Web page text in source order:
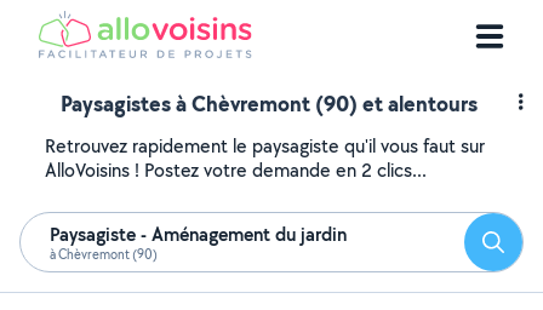
Paysagistes à Chèvremont (90) et alentours
Retrouvez rapidement le paysagiste qu'il vous faut sur
AlloVoisins ! Postez votre demande en 2 clics...
Paysagiste - Aménagement du jardin
à Chèvremont (90)